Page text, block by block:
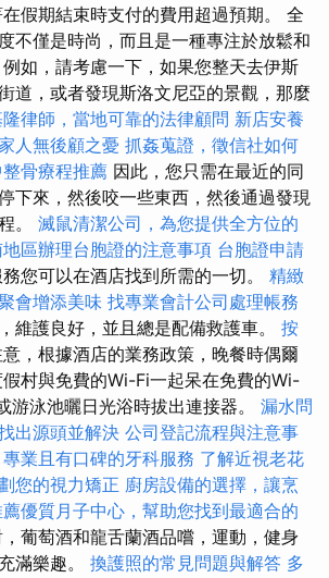
假期結束時支付的費用超過預期。 全
不僅是時尚，而且是一種專注於放鬆和
如，請考慮一下，如果您整天去伊斯
道，或者發現斯洛文尼亞的景觀，那麼
律師，當地可靠的法律顧問 新店安養
人無後顧之憂 抓姦蒐證，徵信社如何
骨療程推薦 因此，您只需在最近的同
下來，然後咬一些東西，然後通過發現
。 滅鼠清潔公司，為您提供全方位的
地區辦理台胞證的注意事項 台胞證申請
您可以在酒店找到所需的一切。 精緻
會增添美味 找專業會計公司處理帳務
維護良好，並且總是配備救護車。 按
，根據酒店的業務政策，晚餐時偶爾
村與免費的Wi-Fi一起呆在免費的Wi-
游泳池曬日光浴時拔出連接器。 漏水問
出源頭並解決 公司登記流程與注意事
業且有口碑的牙科服務 了解近視老花
您的視力矯正 廚房設備的選擇，讓烹
優質月子中心，幫助您找到最適合的
葡萄酒和龍舌蘭酒品嚐，運動，健身
滿樂趣。 換護照的常見問題與解答 多